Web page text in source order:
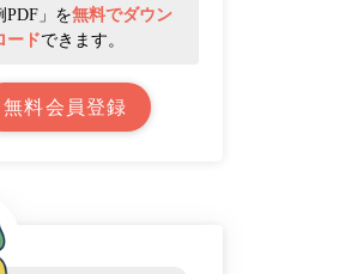
PDF」を無料でダウン
ードできます。
無料会員登録